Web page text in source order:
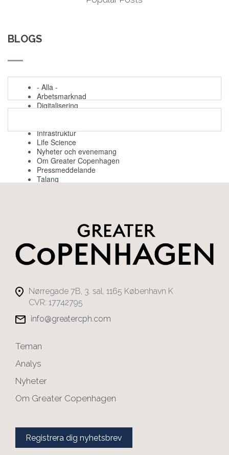
BLOGS
- Alla -
Arbetsmarknad
Digitalisering
Infrastruktur
Life Science
Nyheter och evenemang
Om Greater Copenhagen
Pressmeddelande
Talang
Nørregade 7B, 3. sal, 1165 København K
CVR: 17742795
info@greatercph.com
Teman
Analys
Nyheter
Om Greater Copenhagen
Registrera dig nyhetsbrev